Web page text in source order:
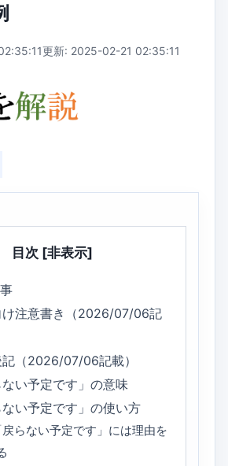
更新: 2025-02-21 02:35:11
目次 [非表示]
け注意書き（2026/07/06記
（2026/07/06記載）
ない予定です」の意味
ない予定です」の使い方
戻らない予定です」には理由を